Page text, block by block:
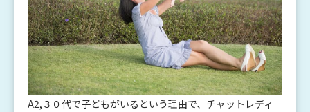
A2,３０代で子どもがいるという理由で、チャットレディ